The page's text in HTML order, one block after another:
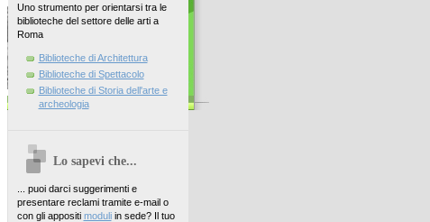
Uno strumento per orientarsi tra le
biblioteche del settore delle arti a
Roma
Biblioteche di Architettura
Biblioteche di Spettacolo
Biblioteche di Storia dell'arte e
archeologia
Lo sapevi che...
... puoi darci suggerimenti e
presentare reclami tramite e-mail o
con gli appositi moduliin sede? Il tuo